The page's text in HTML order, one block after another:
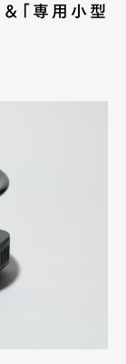
「専用小型